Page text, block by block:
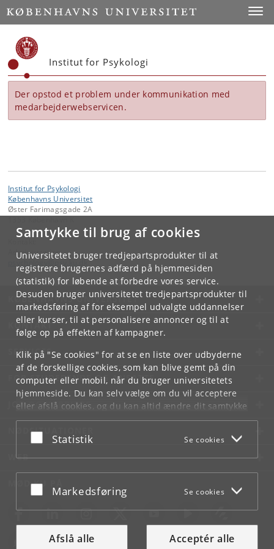
Samtykke til brug af cookies
Universitetet bruger tredjepartsprodukter til at
registrere brugernes adfærd på hjemmesiden
(statistik) for løbende at forbedre vores service.
Desuden bruger universitetet tredjepartsprodukter til
markedsføring af for eksempel udvalgte uddannelser
eller kurser, til at personalisere annoncer og til at
følge op på effekten af kampagner.
Klik på "Se cookies" for at se en liste over udbyderne
af de forskellige cookies, som kan blive gemt på din
computer eller mobil, når du bruger universitetets
hjemmeside. Du kan selv vælge om du vil acceptere
eller afslå cookies, og du kan altid ændre dit samtykke
underCookie- og privatlivspolitiksom du finder i
bunden af hver side.
Acceptér eller afslå
Statistik Se cookies
Acceptér eller afslå
Markedsføring Se cookies
Afslå alle Acceptér alle
Start
Institut for Psykologi
Der opstod et problem under kommunikation med
medarbejderwebservicen.
Institut for Psykologi
Københavns Universitet
Øster Farimagsgade 2A
Administration
KØBENHAVNS UNIVERSITET
KONTAKT
SERVICES
FOR STUDERENDE OG ANSATTE
JOB OG KARRIERE
NØDSITUATIONER
WEB
MØD KU PÅ